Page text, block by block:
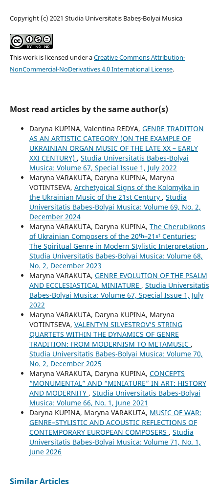
Copyright (c) 2021 Studia Universitatis Babeș-Bolyai Musica
This work is licensed under aCreative Commons Attribution-
NonCommercial-NoDerivatives 4.0 International License.
Most read articles by the same author(s)
Daryna KUPINA, Valentina REDYA, GENRE TRADITION
AS AN ARTISTIC CATEGORY (ON THE EXAMPLE OF
UKRAINIAN ORGAN MUSIC OF THE LATE XX – EARLY
XXI CENTURY) , Studia Universitatis Babes-Bolyai
Musica: Volume 67, Special Issue 1, July 2022
Maryna VARAKUTA, Daryna KUPINA, Maryna
VOTINTSEVA, Archetypical Signs of the Kolomyika in
the Ukrainian Music of the 21st Century , Studia
Universitatis Babes-Bolyai Musica: Volume 69, No. 2,
December 2024
Maryna VARAKUTA, Daryna KUPINA, The Cherubikons
of Ukrainian Composers of the 20ᵗʰ–21ˢᵗ Centuries:
The Spiritual Genre in Modern Stylistic Interpretation ,
Studia Universitatis Babes-Bolyai Musica: Volume 68,
No. 2, December 2023
Maryna VARAKUTA, GENRE EVOLUTION OF THE PSALM
AND ECCLESIASTICAL MINIATURE , Studia Universitatis
Babes-Bolyai Musica: Volume 67, Special Issue 1, July
2022
Maryna VARAKUTA, Daryna KUPINA, Maryna
VOTINTSEVA, VALENTYN SILVESTROV’S STRING
QUARTETS WITHIN THE DYNAMICS OF GENRE
TRADITION: FROM MODERNISM TO METAMUSIC ,
Studia Universitatis Babes-Bolyai Musica: Volume 70,
No. 2, December 2025
Maryna VARAKUTA, Daryna KUPINA, CONCEPTS
“MONUMENTAL” AND “MINIATURE” IN ART: HISTORY
AND MODERNITY , Studia Universitatis Babes-Bolyai
Musica: Volume 66, No. 1, June 2021
Daryna KUPINA, Maryna VARAKUTA, MUSIC OF WAR:
GENRE–STYLISTIC AND ACOUSTIC REFLECTIONS OF
CONTEMPORARY EUROPEAN COMPOSERS , Studia
Universitatis Babes-Bolyai Musica: Volume 71, No. 1,
June 2026
Similar Articles